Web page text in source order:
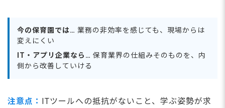
今の保育園では… 業務の非効率を感じても、現場からは
変えにくい
IT・アプリ企業なら… 保育業界の仕組みそのものを、内
側から改善していける
注意点： ITツールへの抵抗がないこと、学ぶ姿勢が求